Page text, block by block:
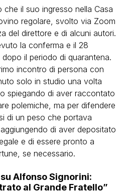
che il suo ingresso nella Casa
regolare, svolto via Zoom
del direttore e di alcuni autori.
la conferma e il 28
il periodo di quarantena.
incontro di persona con
solo in studio una volta
spiegando di aver raccontato
polemiche, ma per difendere
di un peso che portava
di aver depositato
e di essere pronto a
se necessario.
Alfonso Signorini:
al Grande Fratello”